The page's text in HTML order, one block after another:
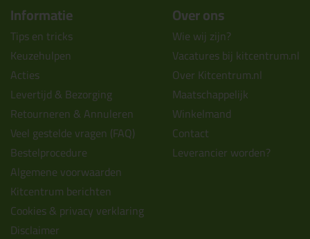
Informatie
Tips en tricks
Keuzehulpen
Acties
Levertijd & Bezorging
Retourneren & Annuleren
Veel gestelde vragen (FAQ)
Bestelprocedure
Algemene voorwaarden
Kitcentrum berichten
Cookies & privacy verklaring
Disclaimer
Over ons
Wie wij zijn?
Vacatures bij kitcentrum.nl
Over Kitcentrum.nl
Maatschappelijk
Winkelmand
Contact
Leverancier worden?